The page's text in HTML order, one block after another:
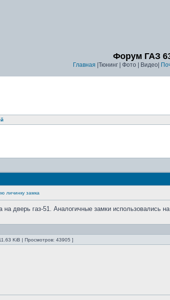
Форум ГАЗ
Главная |Тюнинг | Фото | Видео|
личинку замка
дверь газ-51. Аналогичные замки использовались
KiB | Просмотров: 43905 ]